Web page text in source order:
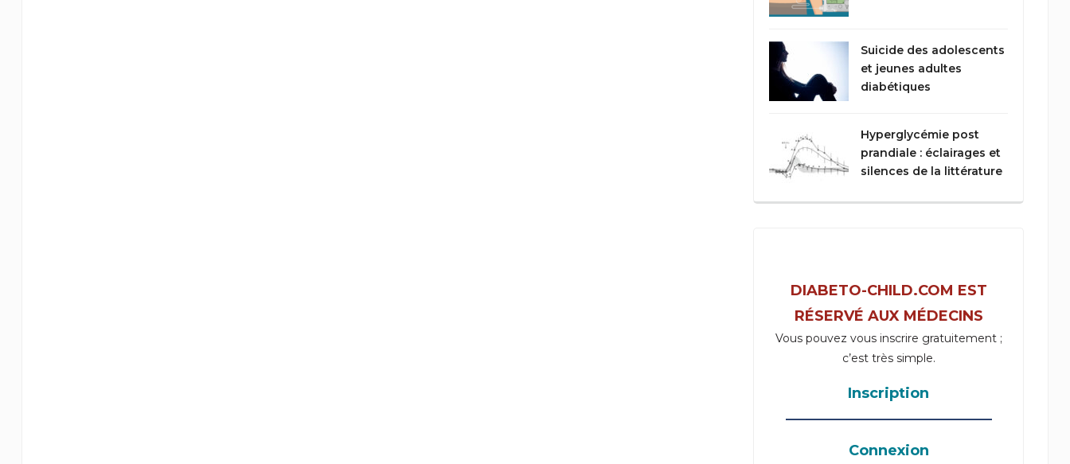
Suicide des adolescents
et jeunes adultes
diabétiques
Hyperglycémie post
prandiale : éclairages et
silences de la littérature
DIABETO-CHILD.COM EST
RÉSERVÉ AUX MÉDECINS
Vous pouvez vous inscrire gratuitement ;
c’est très simple.
Inscription
_____________________________________
Connexion